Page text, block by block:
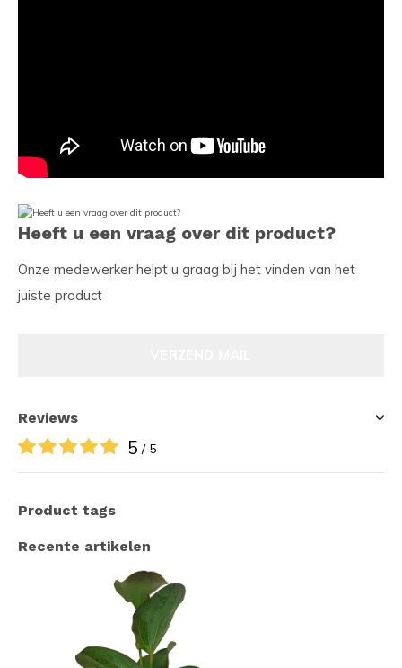
Heeft u een vraag over dit product?
Onze medewerker helpt u graag bij het vinden van het
juiste product
Reviews
5 / 5
Product tags
Recente artikelen